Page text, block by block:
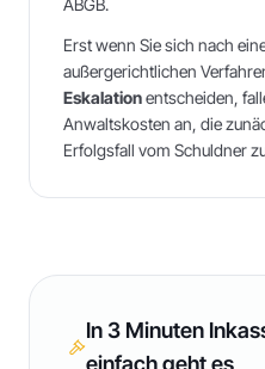
ABGB.
Erst wenn Sie sich nach
außergerichtlichen
Eskalationentscheiden,
Anwaltskosten an, die
Erfolgsfall vom Schuldner
In 3 Minuten
einfach geht es